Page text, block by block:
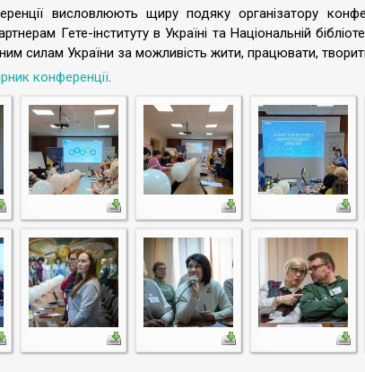
висловлюють щиру подяку організатору
Гете-інституту в Україні та Національній
силам України за можливість жити, працювати,
конференції.